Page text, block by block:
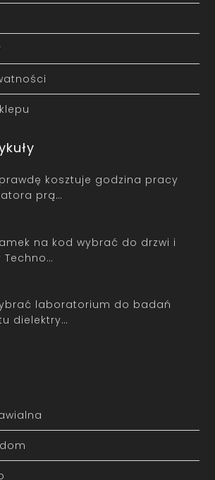
kosztuje godzina pracy
prą…
na kod wybrać do drzwi i
Techno…
laboratorium do badań
dielektry…